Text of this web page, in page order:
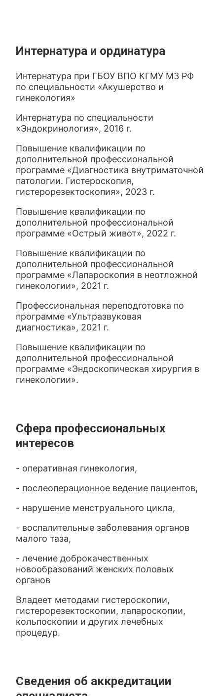
Интернатура и ординатура
Интернатура при ГБОУ ВПО КГМУ МЗ РФ
по специальности «Акушерство и
гинекология»
Интернатура по специальности
«Эндокринология», 2016 г.
Повышение квалификации по
дополнительной профессиональной
программе «Диагностика внутриматочной
патологии. Гистероскопия,
гистерорезектоскопия», 2023 г.
Повышение квалификации по
дополнительной профессиональной
программе «Острый живот», 2022 г.
Повышение квалификации по
дополнительной профессиональной
программе «Лапароскопия в неотложной
гинекологии», 2021 г.
Профессиональная переподготовка по
программе «Ультразвуковая
диагностика», 2021 г.
Повышение квалификации по
дополнительной профессиональной
программе «Эндоскопическая хирургия в
гинекологии».
Сфера профессиональных
интересов
- оперативная гинекология,
- послеоперационное ведение пациентов,
- нарушение менструального цикла,
- воспалительные заболевания органов
малого таза,
- лечение доброкачественных
новообразований женских половых
органов
Владеет методами гистероскопии,
гистерорезектоскопии, лапароскопии,
кольпоскопии и других лечебных
процедур.
Сведения об аккредитации